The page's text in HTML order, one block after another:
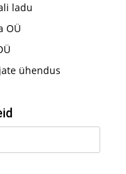
ladu
OÜ
ühendus